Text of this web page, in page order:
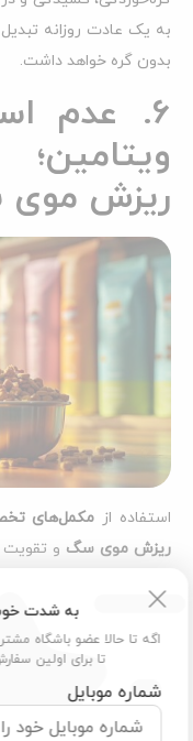
به یک عادت روزانه
بدون گره خواهد داشت.
6. عدم
ریزش
استفاده از مکمل‌های
ریزش موی سگ و
مفید هستند که به
مانندقرص مولتی
و امگا۶ و سایر
مؤثری برای کنترل
پوست، کاهش التهاب و
به شدت
اگه تا حالا عضو باشگاه
تا برای اولین
شماره موبایل